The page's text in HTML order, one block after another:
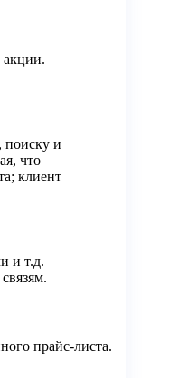
акции.
поиску и
что
клиент
и т.д.
прайс-листа.